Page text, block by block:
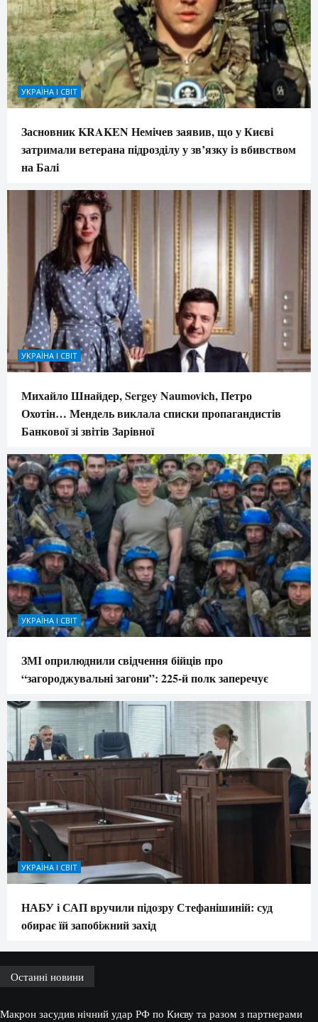
УКРАЇНА І СВІТ
Засновник KRAKEN Немічев заявив, що у Києві
затримали ветерана підрозділу у зв’язку із вбивством
на Балі
УКРАЇНА І СВІТ
Михайло Шнайдер, Sergey Naumovich, Петро
Охотін… Мендель виклала списки пропагандистів
Банкової зі звітів Зарівної
УКРАЇНА І СВІТ
ЗМІ оприлюднили свідчення бійців про
“загороджувальні загони”: 225-й полк заперечує
УКРАЇНА І СВІТ
НАБУ і САП вручили підозру Стефанішиній: суд
обирає їй запобіжний захід
Останні новини
Макрон засудив нічний удар РФ по Києву та разом з партнерами